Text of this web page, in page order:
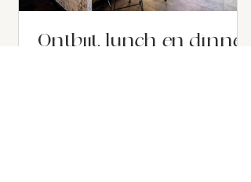
Ontbijt, lunch en dinner